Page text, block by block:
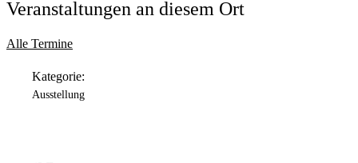
Veranstaltungen an diesem Ort
Alle Termine
Kategorie:
Ausstellung